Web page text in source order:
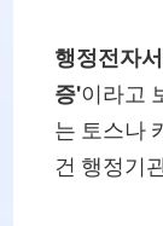
행정전자
증'이라고
는 토스나
건 행정기